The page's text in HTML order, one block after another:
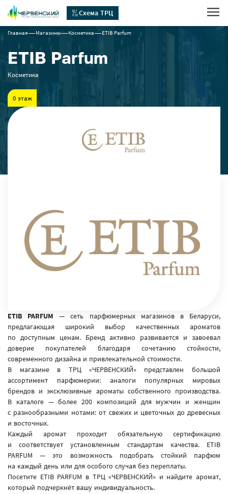
Схема ТРЦ
Главная Магазины Косметика ETIB Parfum
ETIB Parfum
Косметика
0 этаж
ETIB PARFUM— сеть парфюмерных магазинов в Беларуси,
предлагающая широкий выбор качественных ароматов
по доступным ценам. Бренд активно развивается и завоевал
доверие покупателей благодаря сочетанию стойкости,
современного дизайна и привлекательной стоимости.
В магазине в ТРЦ «ЧЕРВЕНСКИЙ» представлен большой
ассортимент парфюмерии: аналоги популярных мировых
брендов и эксклюзивные ароматы собственного производства.
В каталоге — более 200 композиций для мужчин и женщин
с разнообразными нотами: от свежих и цветочных до древесных
и восточных.
Каждый аромат проходит обязательную сертификацию
и соответствует установленным стандартам качества. ETIB
PARFUM — это возможность подобрать стойкий парфюм
на каждый день или для особого случая без переплаты.
Посетите ETIB PARFUM в ТРЦ «ЧЕРВЕНСКИЙ» и найдите аромат,
который подчеркнёт вашу индивидуальность.